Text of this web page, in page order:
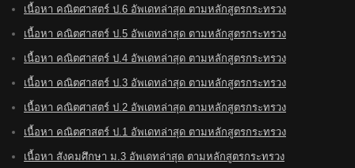
เนื้อหา คณิตศาสตร์ ป.6 อัพเดทล่าสุด ตามหลักสูตรกระทรวง
เนื้อหา คณิตศาสตร์ ป.5 อัพเดทล่าสุด ตามหลักสูตรกระทรวง
เนื้อหา คณิตศาสตร์ ป.4 อัพเดทล่าสุด ตามหลักสูตรกระทรวง
เนื้อหา คณิตศาสตร์ ป.3 อัพเดทล่าสุด ตามหลักสูตรกระทรวง
เนื้อหา คณิตศาสตร์ ป.2 อัพเดทล่าสุด ตามหลักสูตรกระทรวง
เนื้อหา คณิตศาสตร์ ป.1 อัพเดทล่าสุด ตามหลักสูตรกระทรวง
เนื้อหา สังคมศึกษา ม.3 อัพเดทล่าสุด ตามหลักสูตรกระทรวง